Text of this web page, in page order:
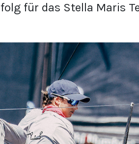
für das Stella Maris